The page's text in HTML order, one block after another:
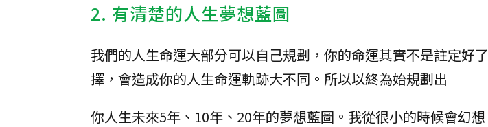
2. 有清楚的人生夢想藍圖
我們的人生命運大部分可以自己規劃，你的命運其實不是註定好
擇，會造成你的人生命運軌跡大不同。所以以終為始規劃出
你人生未來5年、10年、20年的夢想藍圖。我從很小的時候會幻